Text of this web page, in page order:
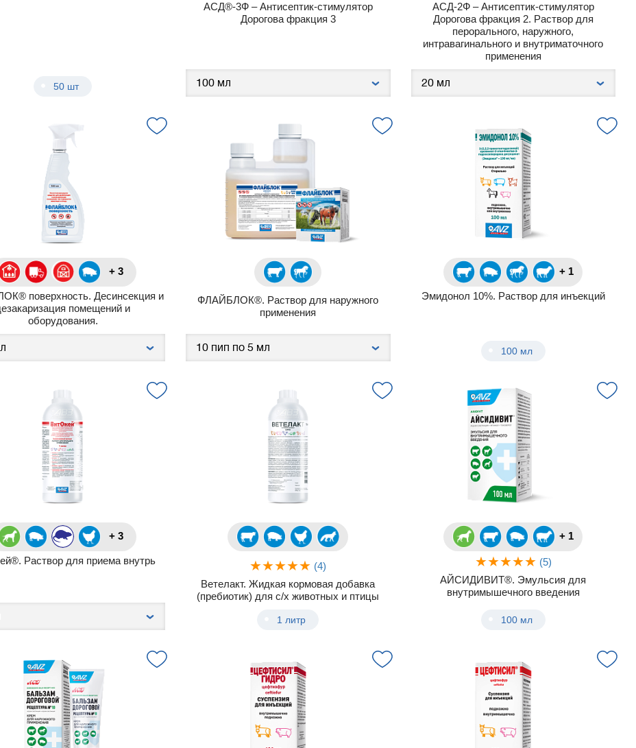
50 шт
АСД®-3Ф – Антисептик-стимулятор
Дорогова фракция 3
АСД-2Ф – Антисептик-стимулятор
Дорогова фракция 2. Раствор для
перорального, наружного,
интравагинального и внутриматочного
применения
+ 3
поверхность. Десинсекция и
помещений и
оборудования.
ФЛАЙБЛОК®. Раствор для наружного
применения
+ 1
Эмидонол 10%. Раствор для инъекций
100 мл
+ 3
Раствор для приема внутрь
(4)
Ветелакт. Жидкая кормовая добавка
(пребиотик) для с/х животных и птицы
1 литр
+ 1
(5)
АЙСИДИВИТ®. Эмульсия для
внутримышечного введения
100 мл